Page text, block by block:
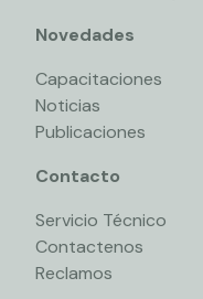
Novedades
Capacitaciones
Noticias
Publicaciones
Contacto
Servicio Técnico
Contactenos
Reclamos